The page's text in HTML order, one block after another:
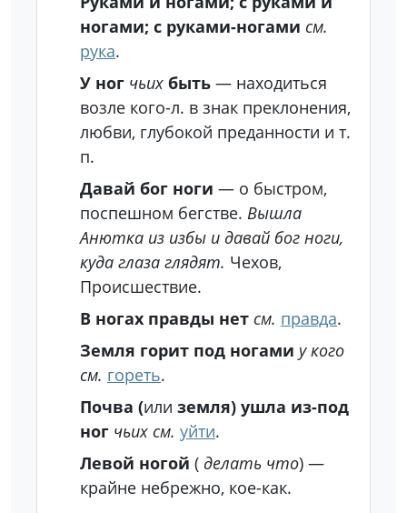
ногами; с руками-ногами см.
рука.
У ног чьих быть — находиться
возле кого-л. в знак преклонения,
любви, глубокой преданности и т.
п.
Давай бог ноги — о быстром,
поспешном бегстве. Вышла
Анютка из избы и давай бог ноги,
куда глаза глядят. Чехов,
Происшествие.
В ногах правды нет см. правда.
Земля горит под ногами у кого
см. гореть.
Почва (или земля) ушла из-под
ног чьих см. уйти.
Левой ногой ( делать что) —
крайне небрежно, кое-как.